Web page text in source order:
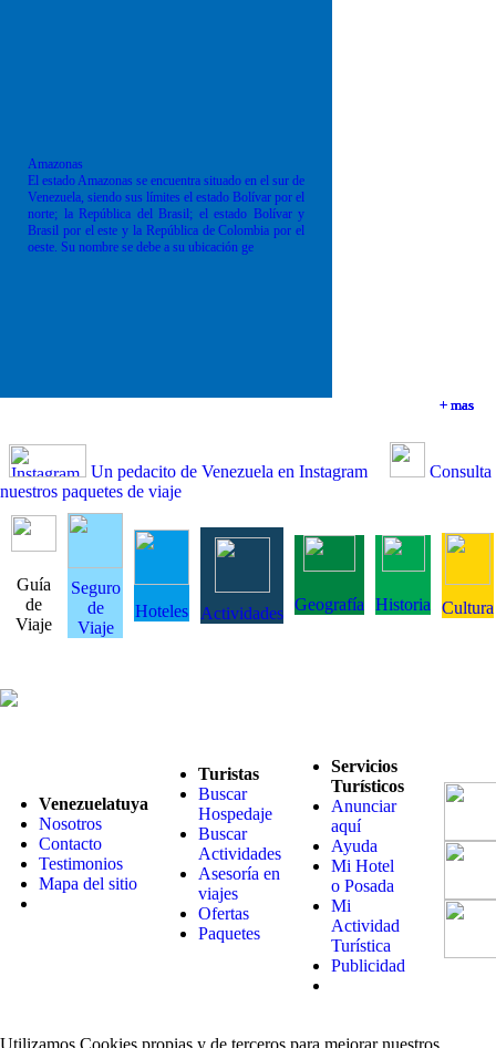
+ mas
+ mas
+ mas
Amazonas
El estado Amazonas se encuentra situado en el sur de
Venezuela, siendo sus límites el estado Bolívar por el
norte; la República del Brasil; el estado Bolívar y
Brasil por el este y la República de Colombia por el
oeste. Su nombre se debe a su ubicación ge
+ mas
Un pedacito de Venezuela en Instagram
Consulta
nuestros paquetes de viaje
Guía
de
Viaje
Seguro
de
Viaje
Hoteles Actividades Geografía Historia Cultura
Venezuelatuya
Nosotros
Contacto
Testimonios
Mapa del sitio
Turistas
Buscar
Hospedaje
Buscar
Actividades
Asesoría en
viajes
Ofertas
Paquetes
Servicios
Turísticos
Anunciar
aquí
Ayuda
Mi Hotel
o Posada
Mi
Actividad
Turística
Publicidad
Utilizamos Cookies propias y de terceros para mejorar nuestros